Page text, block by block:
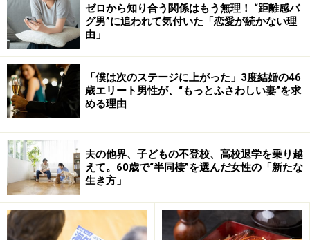
メグミさん（29歳）は、手紙を読んでびっくりした。そ
こには自分がいかにあなたを好きかということが連綿と
つづられていたからだ。
ゼロから知り合う関係はもう無理！ “距離感バ
グ男”に追われて気付いた「恋愛が続かない理
由」
「僕は次のステージに上がった」3度結婚の46
歳エリート男性が、“もっとふさわしい妻”を求
める理由
夫の他界、子どもの不登校、高校退学を乗り越
えて。60歳で“半同棲”を選んだ女性の「新たな
生き方」